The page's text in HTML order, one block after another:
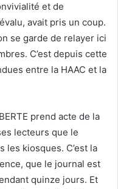
et de
avait pris un coup.
se garde de relayer ici
C’est depuis cette
entre la HAAC et la
prend acte de la
lecteurs que le
les kiosques. C’est la
que le journal est
quinze jours. Et